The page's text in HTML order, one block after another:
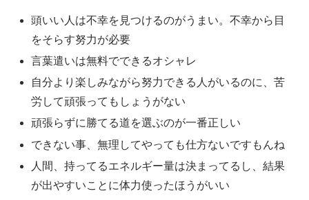
頭いい人は不幸を見つけるのがうまい。不幸から目
をそらす努力が必要
言葉遣いは無料でできるオシャレ
自分より楽しみながら努力できる人がいるのに、苦
労して頑張ってもしょうがない
頑張らずに勝てる道を選ぶのが一番正しい
できない事、無理してやっても仕方ないですもんね
人間、持ってるエネルギー量は決まってるし、結果
が出やすいことに体力使ったほうがいい